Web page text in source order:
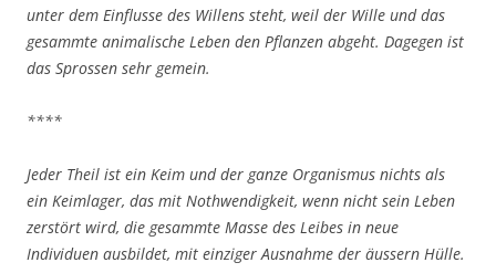
unter dem Einflusse des Willens steht, weil der Wille und das
gesammte animalische Leben den Pflanzen abgeht. Dagegen ist
das Sprossen sehr gemein.
****
Jeder Theil ist ein Keim und der ganze Organismus nichts als
ein Keimlager, das mit Nothwendigkeit, wenn nicht sein Leben
zerstört wird, die gesammte Masse des Leibes in neue
Individuen ausbildet, mit einziger Ausnahme der äussern Hülle.